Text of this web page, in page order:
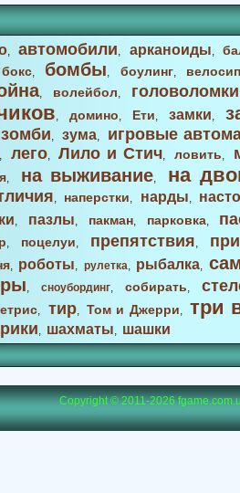
,автомобили, арканоиды,
бокс, бомбы, боулинг,
, волейбол, головоломки
, домино, Ети, замки,
зомби, зума,
игровые
, лего,Лило и Стич,ловить,
, на выживание, на
, наперстки, нарды,
, пазлы, пакман, парковка,
, поцелуи, препятствия,
, роботы, рулетка, рыбалка,
, сноубординг, собирать,
, тир,Том и Джерри, три
, шахматы, шашки
Copyright © 2011-2026